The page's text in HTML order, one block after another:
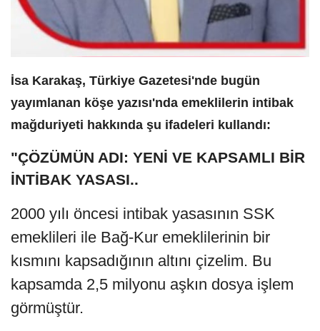
İsa Karakaş, Türkiye Gazetesi'nde bugün
yayımlanan köşe yazısı'nda emeklilerin intibak
mağduriyeti hakkında şu ifadeleri kullandı:
"ÇÖZÜMÜN ADI: YENİ VE KAPSAMLI BİR
İNTİBAK YASASI..
2000 yılı öncesi intibak yasasının SSK
emeklileri ile Bağ-Kur emeklilerinin bir
kısmını kapsadığının altını çizelim. Bu
kapsamda 2,5 milyonu aşkın dosya işlem
görmüştür.